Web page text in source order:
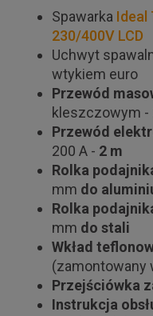
Spawarka Ideal
230/400V LCD
Uchwyt
wtykiem euro
Przewód
kleszczowym -
Przewód
200 A - 2 m
Rolka
mm do
Rolka
mm do stali
Wkład
(zamontowany
Przejściówka
Instrukcja